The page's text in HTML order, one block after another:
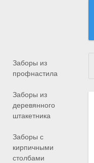
Заборы из
профнастила
Заборы из
деревянного
штакетника
Заборы с
кирпичными
столбами